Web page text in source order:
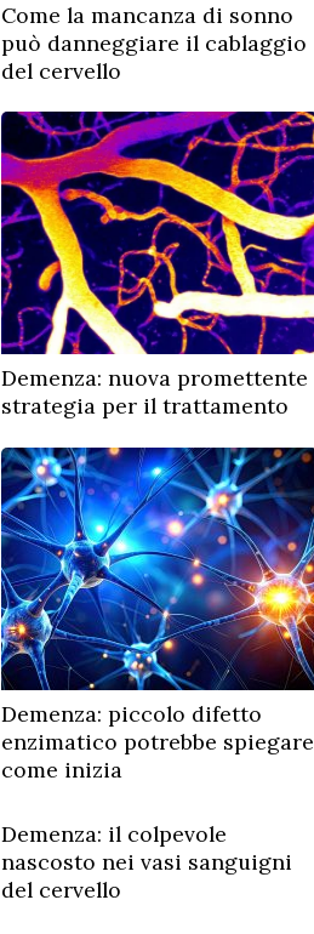
Come la mancanza di sonno
può danneggiare il cablaggio
del cervello
Demenza: nuova promettente
strategia per il trattamento
Demenza: piccolo difetto
enzimatico potrebbe spiegare
come inizia
Demenza: il colpevole
nascosto nei vasi sanguigni
del cervello